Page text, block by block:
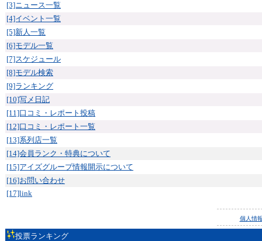
[3]ニュース一覧
[4]イベント一覧
[5]新人一覧
[6]モデル一覧
[7]スケジュール
[8]モデル検索
[9]ランキング
[10]写メ日記
[11]口コミ・レポート投稿
[12]口コミ・レポート一覧
[13]系列店一覧
[14]会員ランク・特典について
[15]アイズグループ情報開示について
[16]お問い合わせ
[17]link
個人情
投票ランキング